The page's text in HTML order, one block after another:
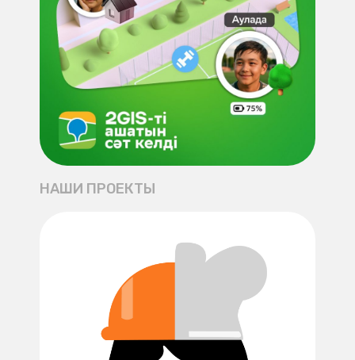
НАШИ ПРОЕКТЫ